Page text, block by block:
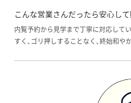
こんな営業さんだったら安心し
内覧予約から見学まで丁寧に対応して
すく、ゴリ押しすることなく、終始和